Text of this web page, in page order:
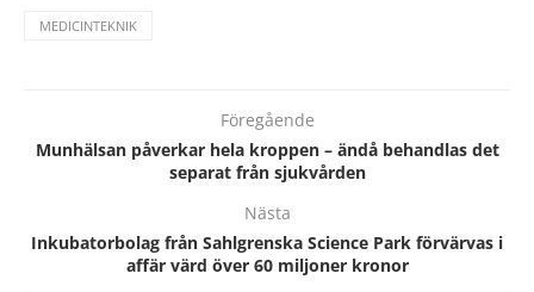
MEDICINTEKNIK
Föregående
Munhälsan påverkar hela kroppen – ändå behandlas det
separat från sjukvården
Nästa
Inkubatorbolag från Sahlgrenska Science Park förvärvas i
affär värd över 60 miljoner kronor